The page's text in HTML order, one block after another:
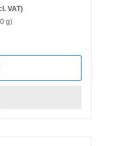
VAT)
g)